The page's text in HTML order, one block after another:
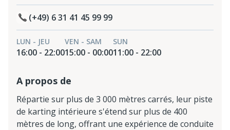
(+49) 6 31 41 45 99 99
LUN - JEU
16:00 - 22:00
VEN - SAM
15:00 - 00:00
SUN
11:00 - 22:00
A propos de
Répartie sur plus de 3 000 mètres carrés, leur piste
de karting intérieure s'étend sur plus de 400
mètres de long, offrant une expérience de conduite